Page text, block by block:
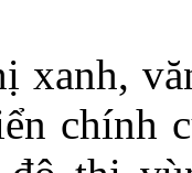
xanh,
chính